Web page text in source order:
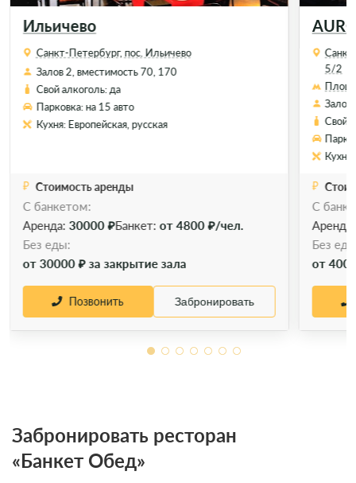
Ильичево
Санкт-Петербург, пос. Ильичево
Залов 2, вместимость 70, 170
Свой алкоголь: да
Парковка: на 15 авто
Кухня: Европейская, русская
Стоимость аренды
С банкетом:
Аренда: 30000 ₽Банкет:от 4800 ₽/чел.
Без еды:
от 30000 ₽ за закрытие зала
Позвонить Забронировать
5/2
Залов
Свой
С
Без
от
Забронировать ресторан
«Банкет Обед»